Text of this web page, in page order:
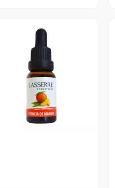
Vista Previa